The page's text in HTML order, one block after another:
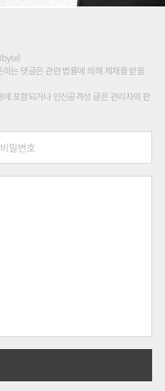
는 댓글은 관련 법률에 의해 제재를 받을
포함되거나 인신공격성 글은 관리자의 판